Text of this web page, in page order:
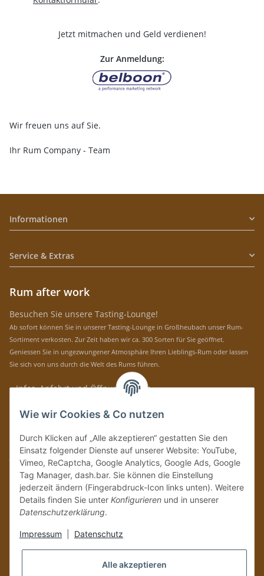
Jetzt mitmachen und Geld verdienen!
Zur Anmeldung:
Wir freuen uns auf Sie.
Ihr Rum Company - Team
Informationen
Service & Extras
Rum after work
Besuchen Sie unsere Tasting-Lounge!
Ab sofort können Sie in unserer Tasting-Lounge in Großheubach unser Rum-
Sortiment verkosten. Zur Zeit haben wir ca. 300 Sorten für Sie geöffnet.
Geniessen Sie in ungezwungener Atmosphäre Ihren Lieblings-Rum oder lassen
Sie sich von uns durch die Welt des Rums führen.
» Infos, Anfahrt und Öffnungszeiten
Immer auf dem Laufenden mit unseren aktuellen Rum-News!
Bitte senden Sie mir entsprechend IhrerDatenschutzerklärung
regelmäßig und
jederzeit widerruflich Informationen zu Ihrem Produktsortiment per E-Mail zu.
Vertrag widerrufen
Wie wir Cookies & Co nutzen
Durch Klicken auf „Alle akzeptieren“ gestatten Sie den
Einsatz folgender Dienste auf unserer Website: YouTube,
Vimeo, ReCaptcha, Google Analytics, Google Ads, Google
Tag Manager, dash.bar. Sie können die Einstellung
jederzeit ändern (Fingerabdruck-Icon links unten). Weitere
Details finden Sie unter Konfigurieren und in unserer
Datenschutzerklärung.
Impressum Datenschutz
Alle akzeptieren